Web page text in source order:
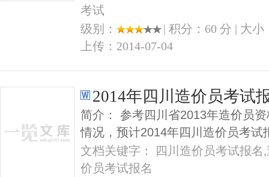
考试
级别：
| 积分：60 分 | 大小
上传：2014-07-04
2014年四川造价员考试
简介： 参考四川省2013年造价员
情况，预计2014年四川造价员考试
文档关键字： 四川造价员考试报名
价员考试报名